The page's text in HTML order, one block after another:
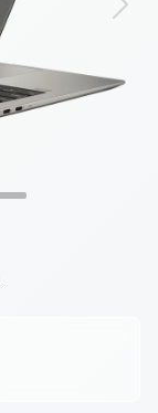
Next